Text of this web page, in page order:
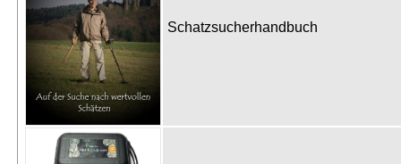
Schatzsucherhandbuch